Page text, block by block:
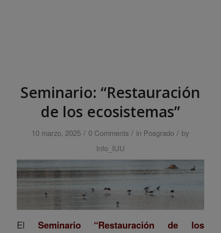
Seminario: “Restauración
de los ecosistemas”
10 marzo, 2025 / 0 Comments / in Posgrado / by
Info_IUU
El Seminario “Restauración de los